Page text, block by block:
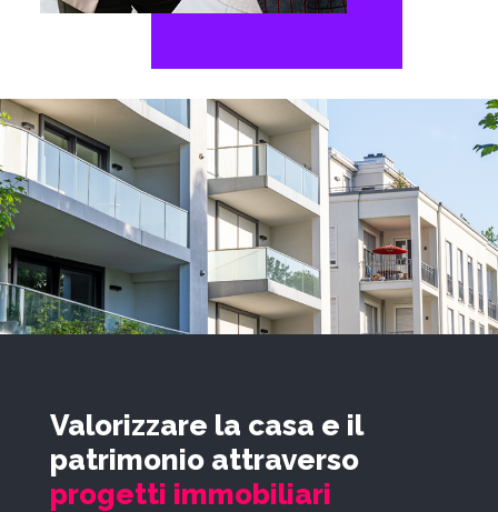
Valorizzare la casa e il
patrimonio attraverso
progetti immobiliari